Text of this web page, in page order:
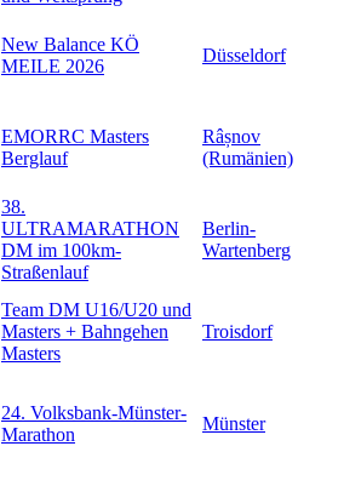
New Balance KÖ
MEILE 2026
Düsseldorf
EMORRC Masters
Berglauf
Râșnov
(Rumänien)
38.
ULTRAMARATHON
DM im 100km-
Straßenlauf
Berlin-
Wartenberg
Team DM U16/U20 und
Masters + Bahngehen
Masters
Troisdorf
24. Volksbank-Münster-
Marathon
Münster